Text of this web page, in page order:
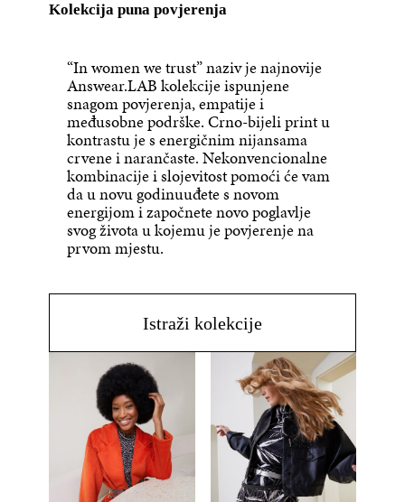
Kolekcija puna povjerenja
“In women we trust” naziv je najnovije
Answear.LAB kolekcije ispunjene
snagom povjerenja, empatije i
međusobne podrške. Crno-bijeli print u
kontrastu je s energičnim nijansama
crvene i narančaste. Nekonvencionalne
kombinacije i slojevitost pomoći će vam
da u novu godinuuđete s novom
energijom i započnete novo poglavlje
svog života u kojemu je povjerenje na
prvom mjestu.
Istraži kolekcije